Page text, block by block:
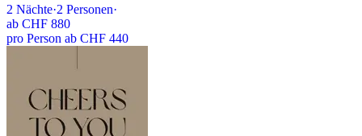
2 Nächte·2 Personen·
ab CHF 880
pro Person ab CHF 440